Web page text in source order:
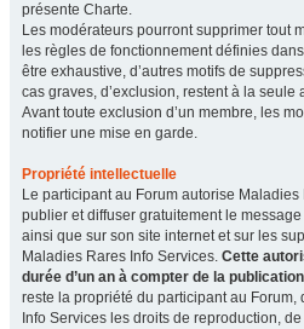
présente Charte.
Les modérateurs pourront supprimer tout
les règles de fonctionnement définies
être exhaustive, d’autres motifs de
cas graves, d’exclusion, restent à la
Avant toute exclusion d’un membre, les
notifier une mise en garde.
Propriété intellectuelle
Le participant au Forum autorise
publier et diffuser gratuitement le
ainsi que sur son site internet et sur les
Maladies Rares Info Services. Cette
durée d’un an à compter de la
reste la propriété du participant au
Info Services les droits de reproduction,